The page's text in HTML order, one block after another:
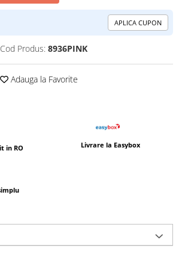
APLICA CUPON
Cod Produs: 8936PINK
Adauga la Favorite
in RO Livrare la Easybox